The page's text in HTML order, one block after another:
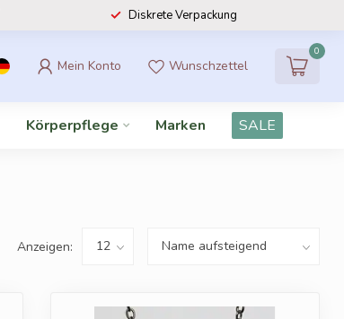
Diskrete Verpackung
Mein Konto Wunschzettel
0
Körperpflege Marken SALE
Anzeigen: